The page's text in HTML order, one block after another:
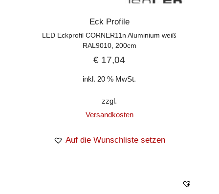
Eck Profile
LED Eckprofil CORNER11n Aluminium weiß
RAL9010, 200cm
€ 17,04
inkl. 20 % MwSt.
zzgl.
Versandkosten
Auf die Wunschliste setzen